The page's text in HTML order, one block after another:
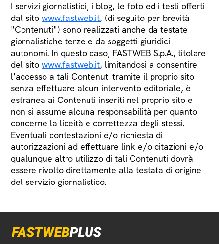
I servizi giornalistici, i blog, le foto ed i testi offerti
dal sito www.fastweb.it, (di seguito per brevità
"Contenuti") sono realizzati anche da testate
giornalistiche terze e da soggetti giuridici
autonomi. In questo caso, FASTWEB S.p.A., titolare
del sito www.fastweb.it, limitandosi a consentire
l'accesso a tali Contenuti tramite il proprio sito
senza effettuare alcun intervento editoriale, è
estranea ai Contenuti inseriti nel proprio sito e
non si assume alcuna responsabilità per quanto
concerne la liceità e correttezza degli stessi.
Eventuali contestazioni e/o richiesta di
autorizzazioni ad effettuare link e/o citazioni e/o
qualunque altro utilizzo di tali Contenuti dovrà
essere rivolto direttamente alla testata di origine
del servizio giornalistico.